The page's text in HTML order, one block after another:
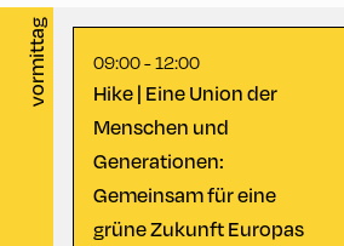
vormittag 09:00 - 12:00
Hike | Eine Union der
Menschen und
Generationen:
Gemeinsam für eine
grüne Zukunft Europas